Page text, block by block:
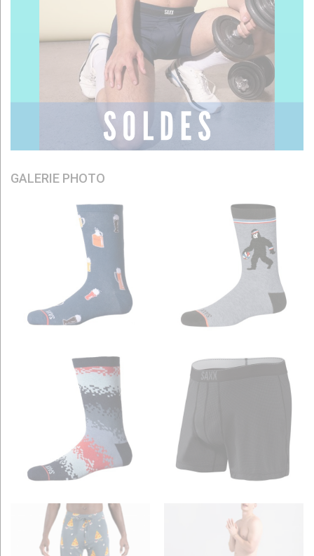
GALERIE PHOTO